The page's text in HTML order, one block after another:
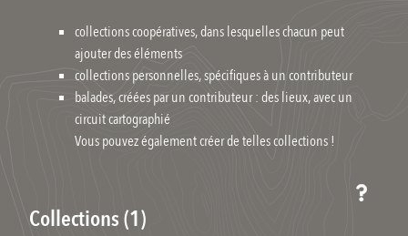
collections coopératives, dans lesquelles chacun peut
ajouter des éléments
collections personnelles, spécifiques à un contributeur
balades, créées par un contributeur : des lieux, avec un
circuit cartographié
Vous pouvez également créer de telles collections !
Collections (1)